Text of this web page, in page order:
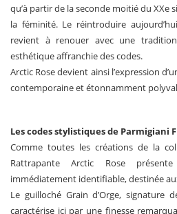
qu’à partir de la seconde moitié du XXe
la féminité. Le réintroduire
revient à renouer avec une
esthétique affranchie des codes.
Arctic Rose devient ainsi l’expression
contemporaine et étonnamment
Les codes stylistiques de Parmigiani
Comme toutes les créations de la
Rattrapante Arctic Rose
immédiatement identifiable, destinée
Le guilloché Grain d’Orge, signature
caractérise ici par une finesse